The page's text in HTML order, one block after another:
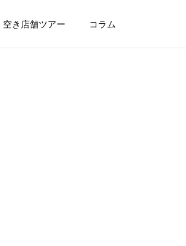
空き店舗ツアー コラム